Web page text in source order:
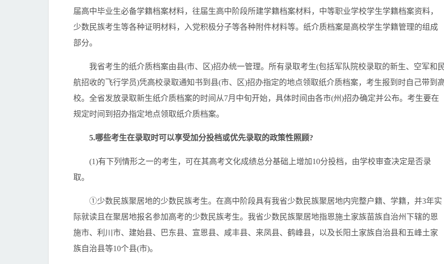
届高中毕业生必备学籍档案材料，往届生高中阶段所建学籍档案材料，中等职业学校学生学籍档案资料，
少数民族考生等各种证明材料，入党积极分子等各种附件材料等。纸介质档案是高校学生学籍管理的组成
部分。
我省考生的纸介质档案由县(市、区)招办统一管理。所有录取考生(包括军队院校录取的新生、空军和
航招收的飞行学员)凭高校录取通知书到县(市、区)招办指定的地点领取纸介质档案，考生报到时自己带到
校。全省发放录取新生纸介质档案的时间从7月中旬开始，具体时间由各市(州)招办确定并公布。考生要在
规定时间到招办指定地点领取纸介质档案。
5.哪些考生在录取时可以享受加分投档或优先录取的政策性照顾?
(1)有下列情形之一的考生，可在其高考文化成绩总分基础上增加10分投档，由学校审查决定是否录
取。
①少数民族聚居地的少数民族考生。在高中阶段具有我省少数民族聚居地内完整户籍、学籍，并3年实
际就读且在聚居地报名参加高考的少数民族考生。我省少数民族聚居地指恩施土家族苗族自治州下辖的恩
施市、利川市、建始县、巴东县、宣恩县、咸丰县、来凤县、鹤峰县，以及长阳土家族自治县和五峰土家
族自治县等10个县(市)。